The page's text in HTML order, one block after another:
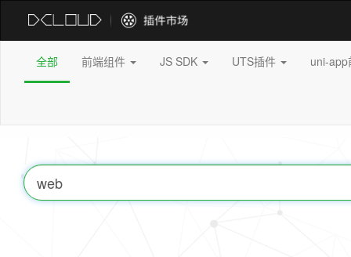
全部 前端组件 JS SDK UTS插件 uni-